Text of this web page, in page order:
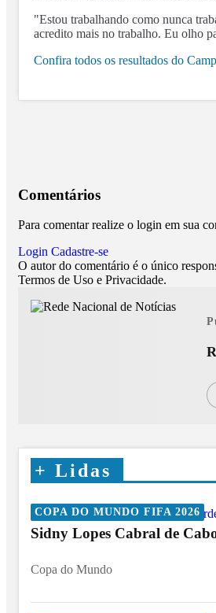
"Estou trabalhando como nunca
acredito mais no trabalho. Eu olho
Confira todos os resultados do
Comentários
Para comentar realize o login em sua
Login Cadastre-se
O autor do comentário é o único
Termos de Uso e Privacidade.
+ Lidas
COPA DO MUNDO FIFA 2026
Sidny Lopes Cabral de
Copa do Mundo